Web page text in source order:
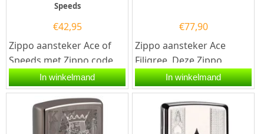
Speeds
€42,95
Zippo aansteker Ace of
Speeds met Zippo code
60.003.353. Een Zippo
aansteker is een...
In winkelmand
€77,90
Zippo aansteker Ace
Filigree. Deze Zippo
aansteker heeft een
hoogglans chromen
afwerking met aan de...
In winkelmand